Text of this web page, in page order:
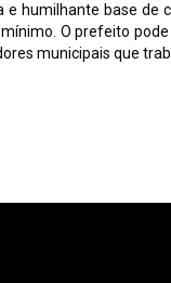
humilhante base de
O prefeito
municipais que